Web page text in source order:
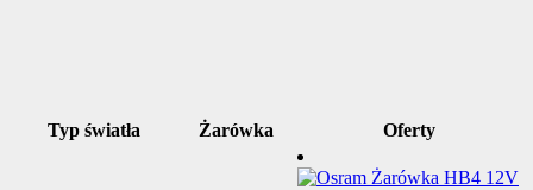
Typ światła Żarówka Oferty